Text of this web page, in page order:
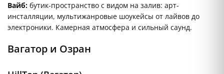
Вайб: бутик-пространство с видом на залив: арт-
инсталляции, мультижанровые шоукейсы от лайвов до
электроники. Камерная атмосфера и сильный саунд.
Вагатор и Озран